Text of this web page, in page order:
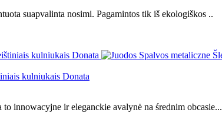
suapvalinta nosimi. Pagamintos tik iš ekologiškos ..
kulniukais Donata
innowacyjne ir eleganckie avalynė na średnim obcasie...